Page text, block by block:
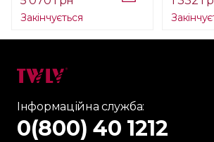
Закінчується
Інформаційна служба:
0(800) 40 1212